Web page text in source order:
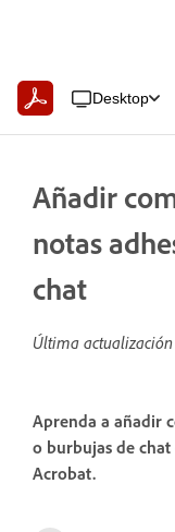
Desktop
Añadir
notas
chat
Última
Aprenda a añadir
o burbujas de
Acrobat.